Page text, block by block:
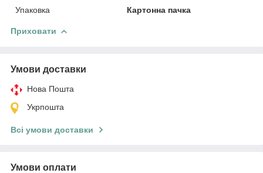
Упаковка
Картонна пачка
Приховати
Умови доставки
Нова Пошта
Укрпошта
Всі умови доставки
Умови оплати